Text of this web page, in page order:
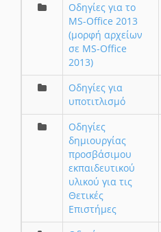
Οδηγίες για το
MS-Office 2013
(μορφή αρχείων
σε MS-Office
2013)
Οδηγίες για
υποτιτλισμό
Οδηγίες
δημιουργίας
προσβάσιμου
εκπαιδευτικού
υλικού για τις
Θετικές
Επιστήμες